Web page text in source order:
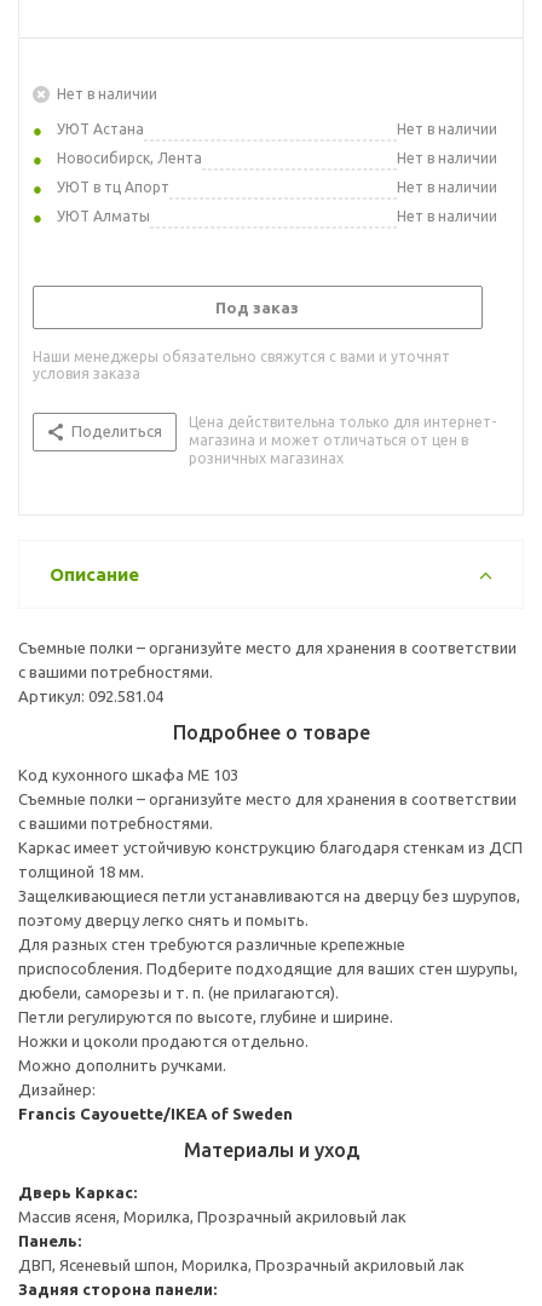
Нет в наличии
УЮТ Астана
Нет в наличии
Новосибирск, Лента
Нет в наличии
УЮТ в тц Апорт
Нет в наличии
УЮТ Алматы
Нет в наличии
Под заказ
Наши менеджеры обязательно свяжутся с вами и уточнят
условия заказа
Поделиться
Цена действительна только для интернет-
магазина и может отличаться от цен в
розничных магазинах
Описание
Съемные полки – организуйте место для хранения в соответствии
с вашими потребностями.
Артикул: 092.581.04
Подробнее о товаре
Код кухонного шкафа ME 103
Съемные полки – организуйте место для хранения в соответствии
с вашими потребностями.
Каркас имеет устойчивую конструкцию благодаря стенкам из ДСП
толщиной 18 мм.
Защелкивающиеся петли устанавливаются на дверцу без шурупов,
поэтому дверцу легко снять и помыть.
Для разных стен требуются различные крепежные
приспособления. Подберите подходящие для ваших стен шурупы,
дюбели, саморезы и т. п. (не прилагаются).
Петли регулируются по высоте, глубине и ширине.
Ножки и цоколи продаются отдельно.
Можно дополнить ручками.
Дизайнер:
Francis Cayouette/IKEA of Sweden
Материалы и уход
Дверь Каркас:
Массив ясеня, Морилка, Прозрачный акриловый лак
Панель:
ДВП, Ясеневый шпон, Морилка, Прозрачный акриловый лак
Задняя сторона панели: